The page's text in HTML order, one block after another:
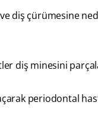
diş çürümesine
diş minesini
periodontal